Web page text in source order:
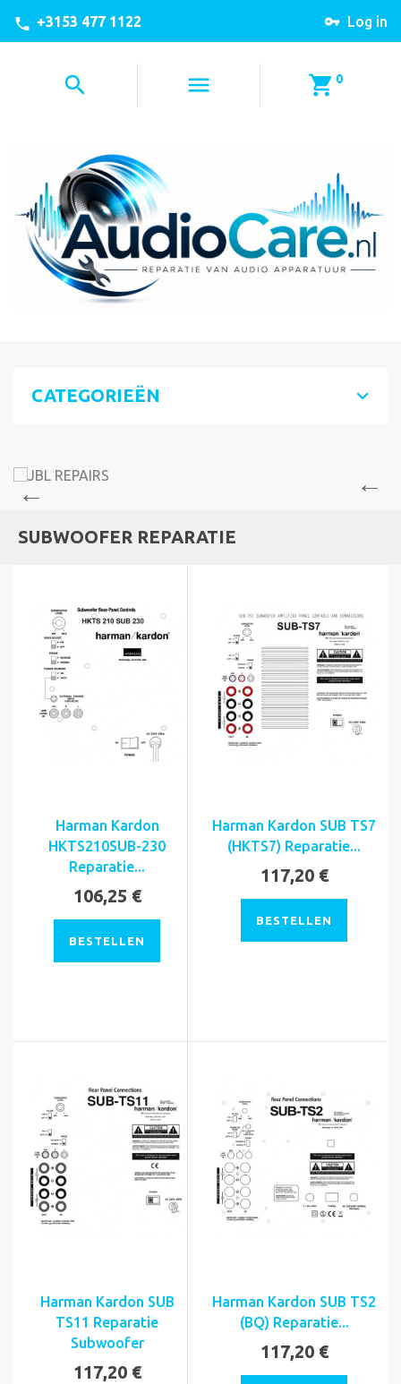
Log in
+3153 477 1122
0
CATEGORIEËN
SUBWOOFER REPARATIE
Harman Kardon
HKTS210SUB-230
Reparatie...
106,25 €
BESTELLEN
Harman Kardon SUB TS7
(HKTS7) Reparatie...
117,20 €
BESTELLEN
Harman Kardon SUB
TS11 Reparatie
Subwoofer
117,20 €
Harman Kardon SUB TS2
(BQ) Reparatie...
117,20 €